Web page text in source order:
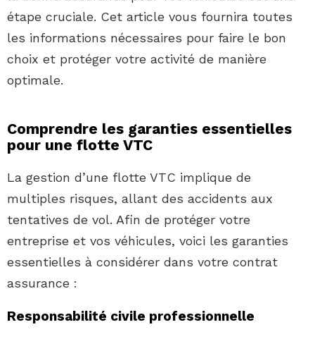
étape cruciale. Cet article vous fournira toutes
les informations nécessaires pour faire le bon
choix et protéger votre activité de manière
optimale.
Comprendre les garanties essentielles
pour une flotte VTC
La gestion d’une flotte VTC implique de
multiples risques, allant des accidents aux
tentatives de vol. Afin de protéger votre
entreprise et vos véhicules, voici les garanties
essentielles à considérer dans votre contrat
assurance :
Responsabilité civile professionnelle